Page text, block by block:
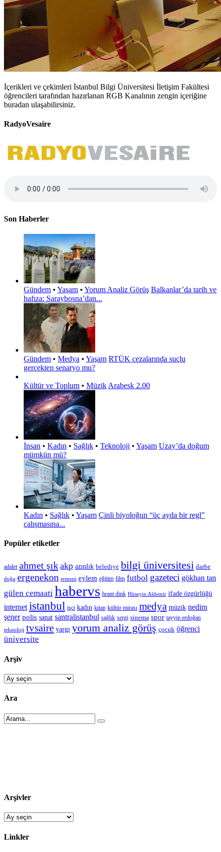
İçerikleri ve çekimleri İstanbul Bilgi Üniversitesi İletişim Fakültesi
öğrencileri tarafından hazırlanan RGB Kanalının zengin içeriğine
buradan ulaşabilirsiniz.
RadyoVesaire
Son Haberler
Gündem • Yaşam • Yorum Analiz Görüş Balkanlar’da tarih ve
hafıza: Saraybosna’dan...
Gündem • Medya • Yaşam RTÜK cezalarında suçlu
gerçekten senaryo mu?
Kültür ve Toplum • Müzik Arabesk 2.00
İnsan • Kadın • Sağlık • Teknoloji • Yaşam Uzay’da doğum
mümkün mü?
Kadın • Sağlık • Yaşam Çinli biyoloğun “üç ayda bir regl”
çalışmasına...
Popüler etiketler
adalet ahmet şık akp azınlık belediye bilgi üniversitesi darbe
doğa ergenekon ermeni eylem eğitim film futbol gazeteci gökhan tan
gülen cemaati habervs hrant dink Hüseyin Aldemir ifade özgürlüğü
internet istanbul işçi kadın kitap kültür mirası medya müzik nedim
şener polis sanat santralistanbul sağlık sergi sinema spor tayyip erdoğan
teknoloji tvsaire yargı yorum analiz görüş çocuk öğrenci
üniversite
Arşiv
Arşiv
Ara
Arşivler
Arşivler
Linkler